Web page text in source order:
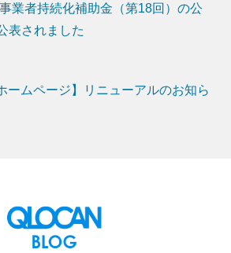
業者持続化補助金（第18回）の公
表されました
ームページ】リニューアルのお知ら